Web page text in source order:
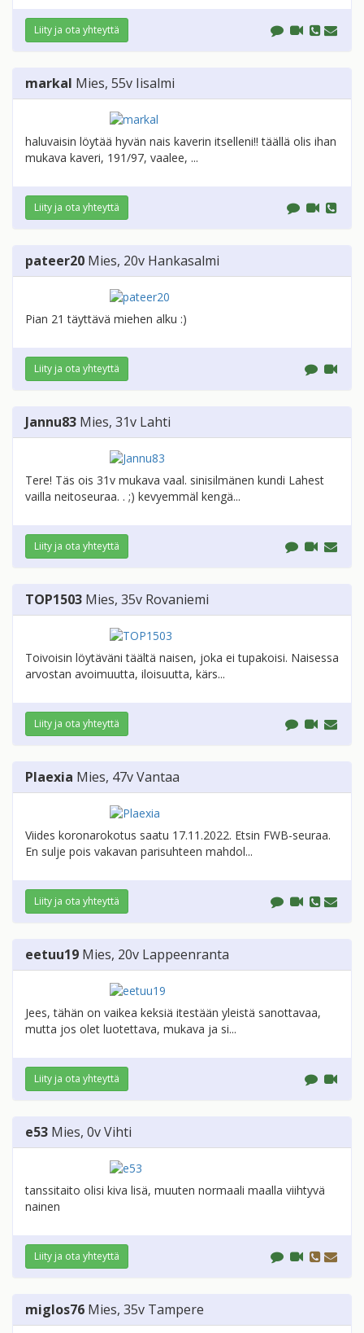
Liity ja ota yhteyttä
markal Mies, 55v Iisalmi
haluvaisin löytää hyvän nais kaverin itselleni!! täällä olis ihan
mukava kaveri, 191/97, vaalee, ...
Liity ja ota yhteyttä
pateer20 Mies, 20v Hankasalmi
Pian 21 täyttävä miehen alku :)
Liity ja ota yhteyttä
Jannu83 Mies, 31v Lahti
Tere! Täs ois 31v mukava vaal. sinisilmänen kundi Lahest
vailla neitoseuraa. . ;) kevyemmäl kengä...
Liity ja ota yhteyttä
TOP1503 Mies, 35v Rovaniemi
Toivoisin löytäväni täältä naisen, joka ei tupakoisi. Naisessa
arvostan avoimuutta, iloisuutta, kärs...
Liity ja ota yhteyttä
Plaexia Mies, 47vVantaa
Viides koronarokotus saatu 17.11.2022. Etsin FWB-seuraa.
En sulje pois vakavan parisuhteen mahdol...
Liity ja ota yhteyttä
eetuu19 Mies, 20v Lappeenranta
Jees, tähän on vaikea keksiä itestään yleistä sanottavaa,
mutta jos olet luotettava, mukava ja si...
Liity ja ota yhteyttä
e53 Mies, 0vVihti
tanssitaito olisi kiva lisä, muuten normaali maalla viihtyvä
nainen
Liity ja ota yhteyttä
miglos76 Mies, 35v Tampere